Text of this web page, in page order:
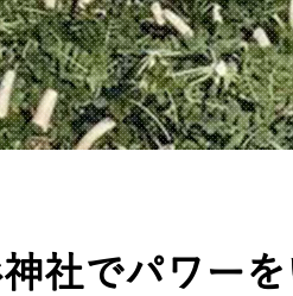
社でパワー